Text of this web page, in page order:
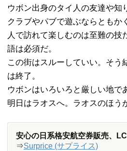
ウボン出身のタイ人の友達や知
クラブやパブで遊ぶならともか
人で訪れて楽しむのは至難の技
語は必須だ。
この街はスルーしていい。そう
は終了。
ウボンはいろいろと厳しい地で
明日はラオスへ。ラオスのほう
安心の日系格安航空券販売、
⇒Surprice (サプライス)